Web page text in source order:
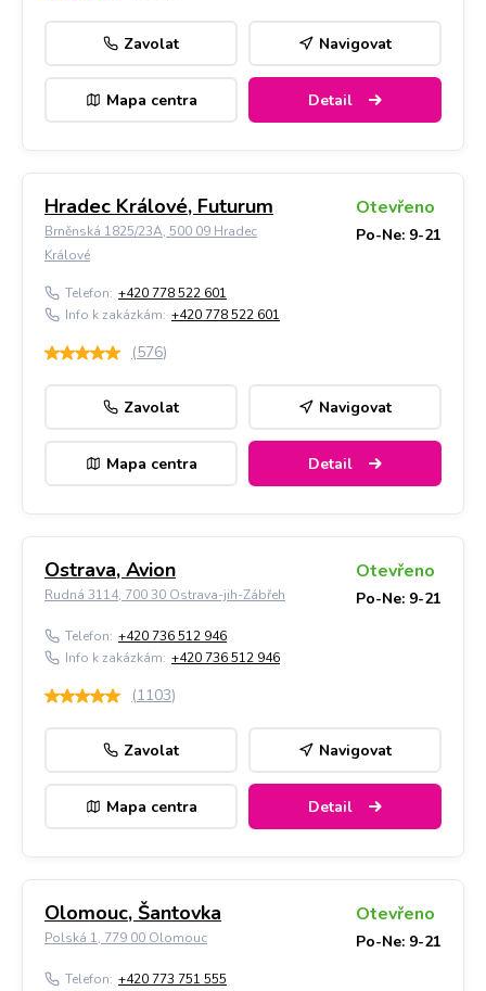
Zavolat Navigovat
Mapa centra Detail
Hradec Králové, Futurum
Brněnská 1825/23A, 500 09 Hradec
Králové
Otevřeno
Po-Ne: 9-21
Telefon: +420 778 522 601
Info k zakázkám: +420 778 522 601
(576)
Zavolat Navigovat
Mapa centra Detail
Ostrava, Avion
Rudná 3114, 700 30 Ostrava-jih-Zábřeh
Otevřeno
Po-Ne: 9-21
Telefon: +420 736 512 946
Info k zakázkám: +420 736 512 946
(1103)
Zavolat Navigovat
Mapa centra Detail
Olomouc, Šantovka
Polská 1, 779 00 Olomouc
Otevřeno
Po-Ne: 9-21
Telefon: +420 773 751 555